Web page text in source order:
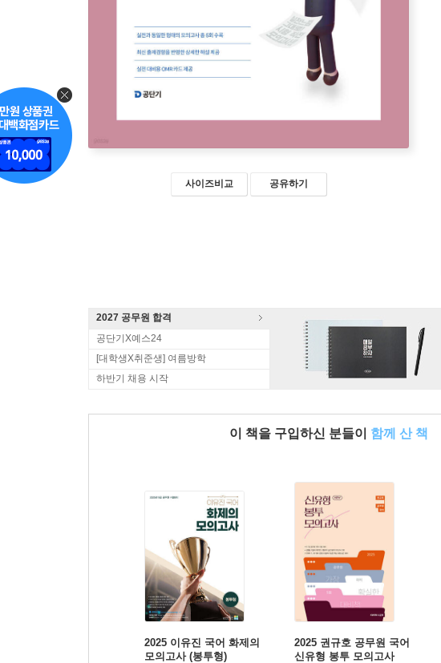
사이즈비교 공유하기
2027 공무원 합격
공단기X예스24
[대학생X취준생] 여름방학
하반기 채용 시작
이 책을 구입하신 분들이 함께 산 책
2025 이유진 국어 화제의
모의고사 (봉투형)
2025 권규호 공무원 국어
신유형 봉투 모의고사